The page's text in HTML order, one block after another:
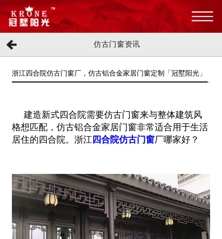
仿古门窗资讯
浙江四合院仿古门窗厂，仿古铝合金家居门窗定制「冠墅阳光」
建造新式四合院需要仿古门窗来与整体建筑风
格想匹配，仿古铝合金家居门窗非常适合用于生活
居住的四合院。浙江四合院仿古门窗厂哪家好？